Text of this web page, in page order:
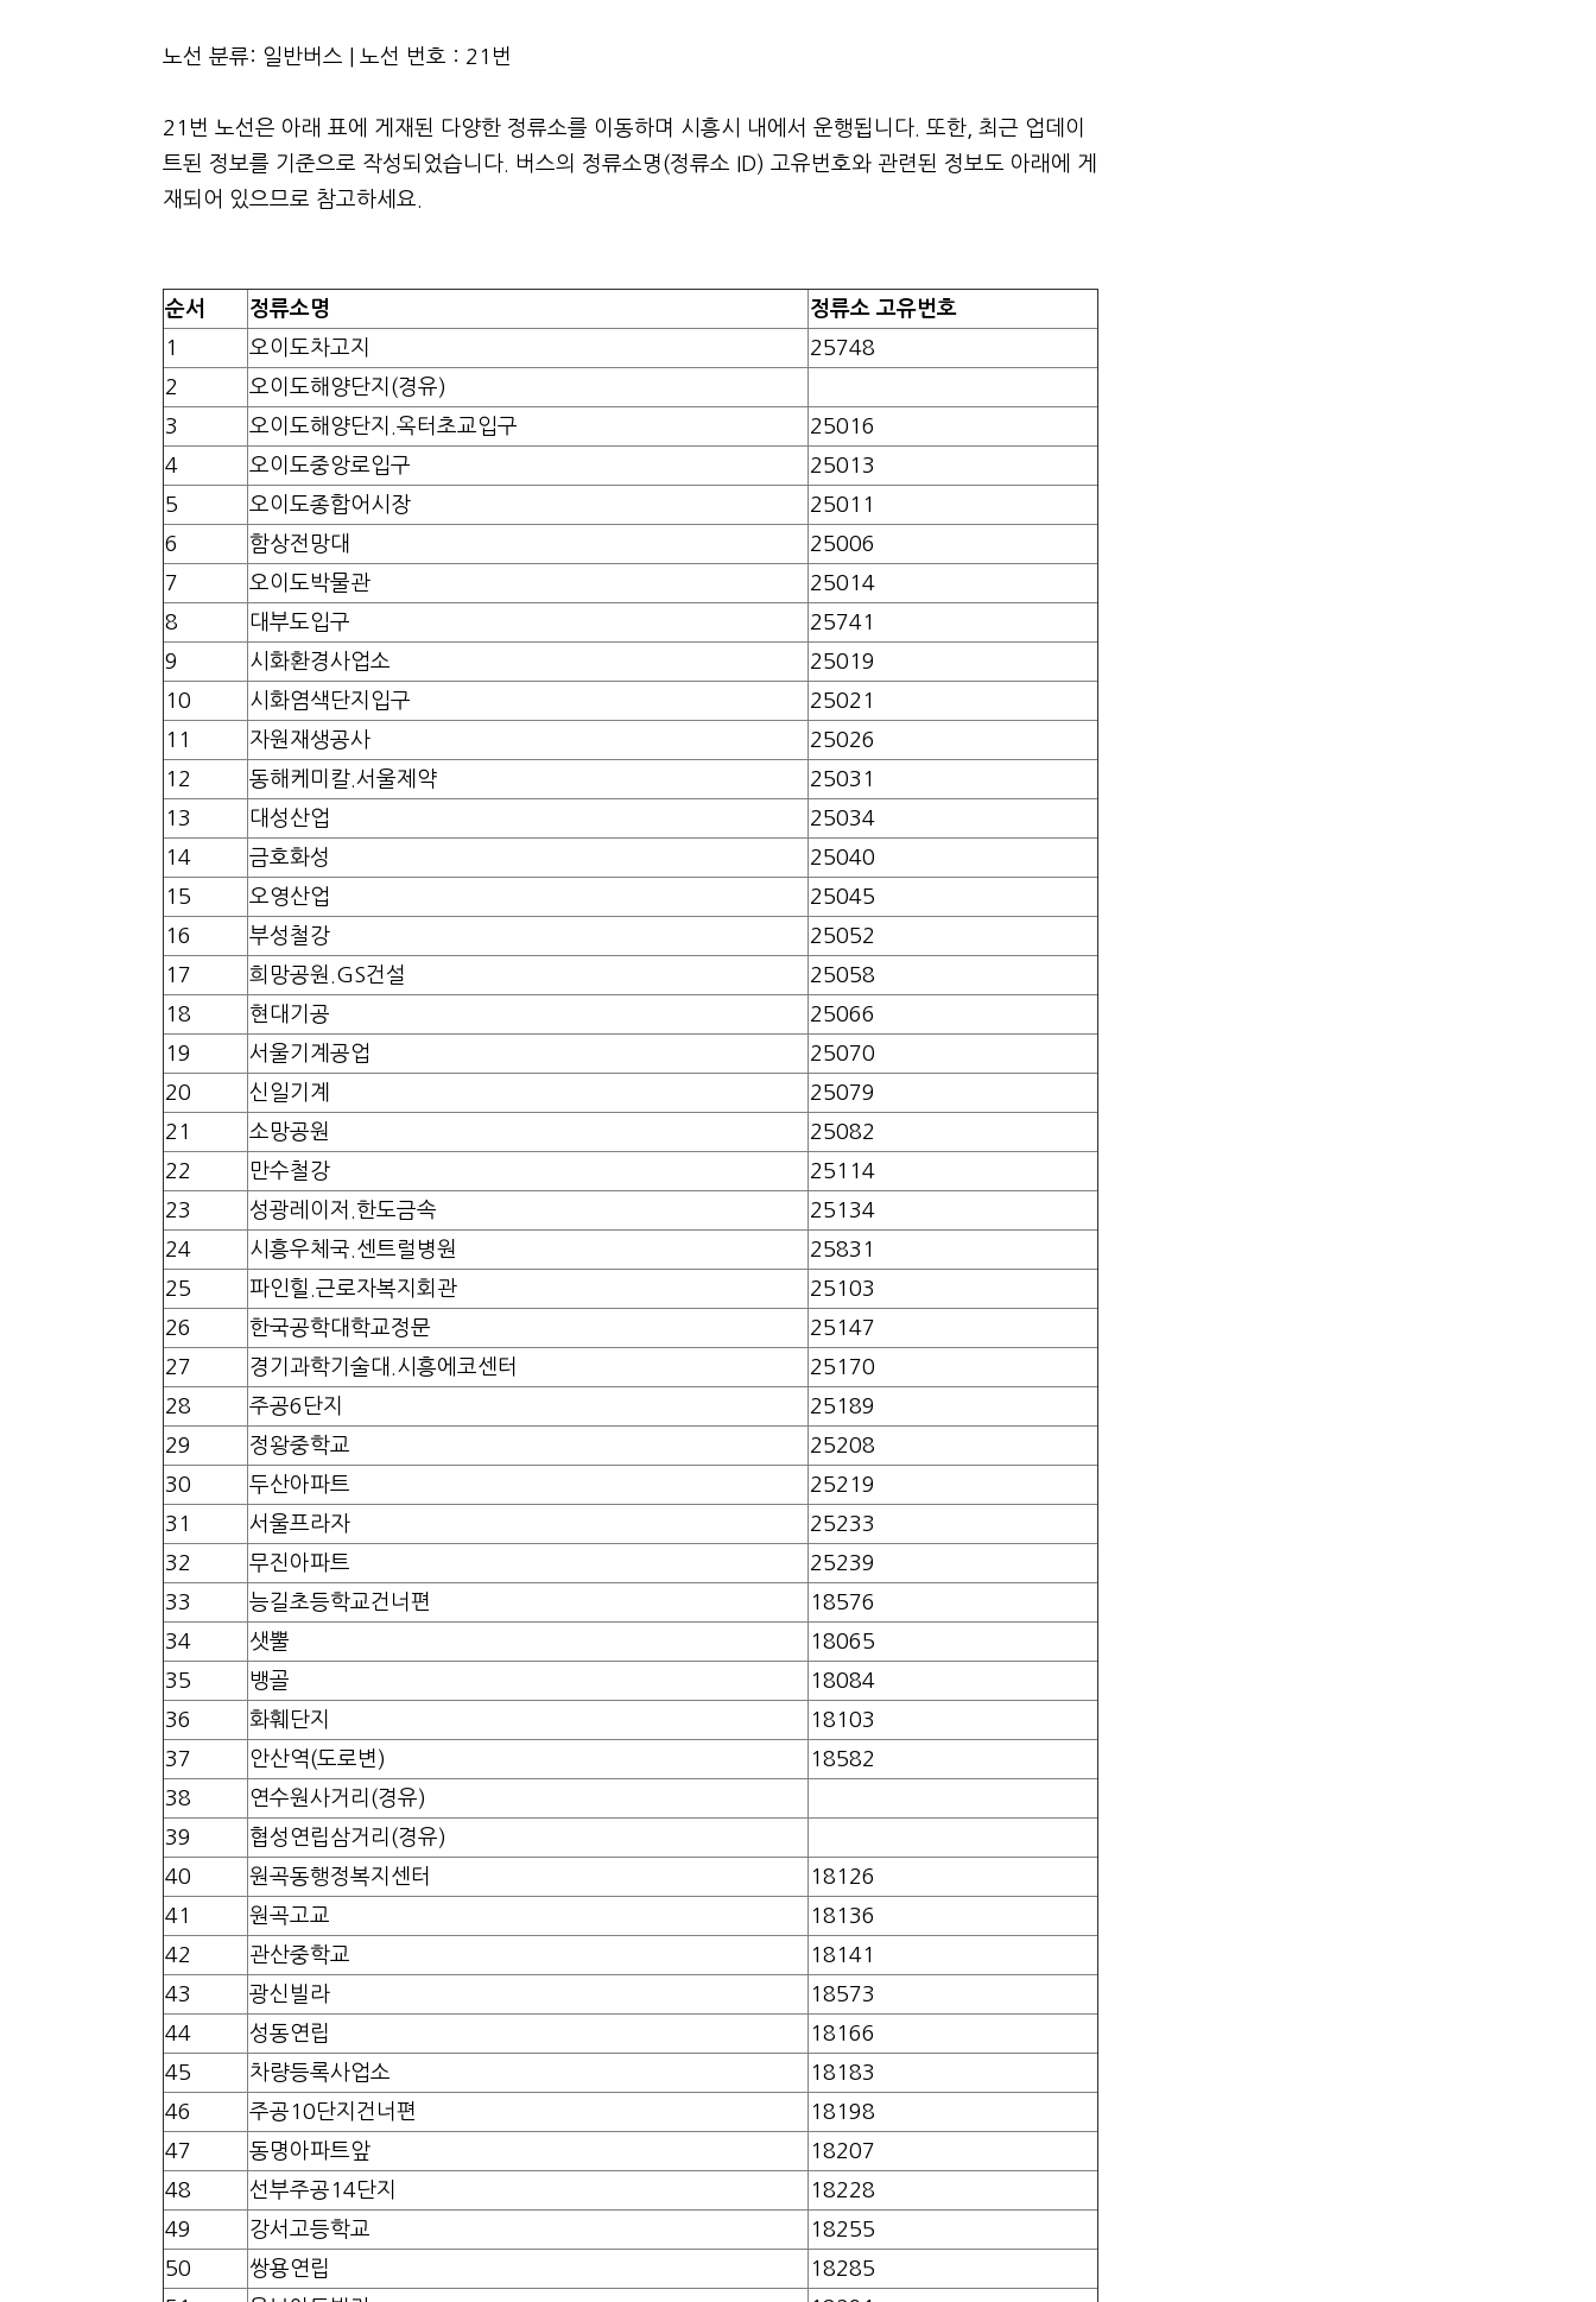
노선 분류: 일반버스 | 노선 번호 : 21번
21번 노선은 아래 표에 게재된 다양한 정류소를 이동하며 시흥시 내에서 운행됩니다. 또한, 최근 업데이
트된 정보를 기준으로 작성되었습니다. 버스의 정류소명(정류소 ID) 고유번호와 관련된 정보도 아래에 게
재되어 있으므로 참고하세요.
순서 정류소명
정류소 고유번호
1
오이도차고지
25748
2
오이도해양단지(경유)
3
오이도해양단지.옥터초교입구
25016
4
오이도중앙로입구
25013
5
오이도종합어시장
25011
6
함상전망대
25006
7
오이도박물관
25014
8
대부도입구
25741
9
시화환경사업소
25019
10
시화염색단지입구
25021
11
자원재생공사
25026
12
동해케미칼.서울제약
25031
13
대성산업
25034
14
금호화성
25040
15
오영산업
25045
16
부성철강
25052
17
희망공원.GS건설
25058
18
현대기공
25066
19
서울기계공업
25070
20
신일기계
25079
21
소망공원
25082
22
만수철강
25114
23
성광레이저.한도금속
25134
24
시흥우체국.센트럴병원
25831
25
파인힐.근로자복지회관
25103
26
한국공학대학교정문
25147
27
경기과학기술대.시흥에코센터
25170
28
주공6단지
25189
29
정왕중학교
25208
30
두산아파트
25219
31
서울프라자
25233
32
무진아파트
25239
33
능길초등학교건너편
18576
34
샛뿔
18065
35
뱅골
18084
36
화훼단지
18103
37
안산역(도로변)
18582
38
연수원사거리(경유)
39
협성연립삼거리(경유)
40
원곡동행정복지센터
18126
41
원곡고교
18136
42
관산중학교
18141
43
광신빌라
18573
44
성동연립
18166
45
차량등록사업소
18183
46
주공10단지건너편
18198
47
동명아파트앞
18207
48
선부주공14단지
18228
49
강서고등학교
18255
50
쌍용연립
18285